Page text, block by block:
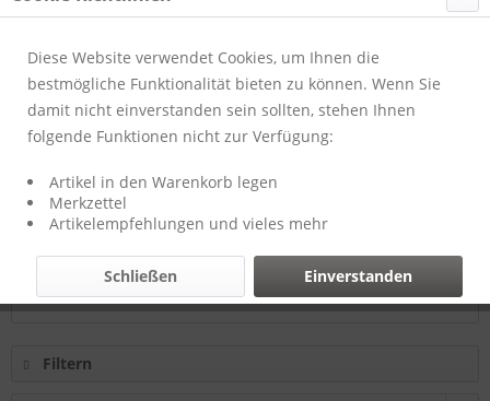
Slim-Card Mini-Wallet / Börse "CHEROKEE" 25-...
Artikelnummer:363-25
46,52 € *
Filtern
Diese Website verwendet Cookies, um Ihnen die
bestmögliche Funktionalität bieten zu können. Wenn Sie
damit nicht einverstanden sein sollten, stehen Ihnen
folgende Funktionen nicht zur Verfügung:
Artikel in den Warenkorb legen
Merkzettel
Artikelempfehlungen und vieles mehr
Einverstanden
Schließen